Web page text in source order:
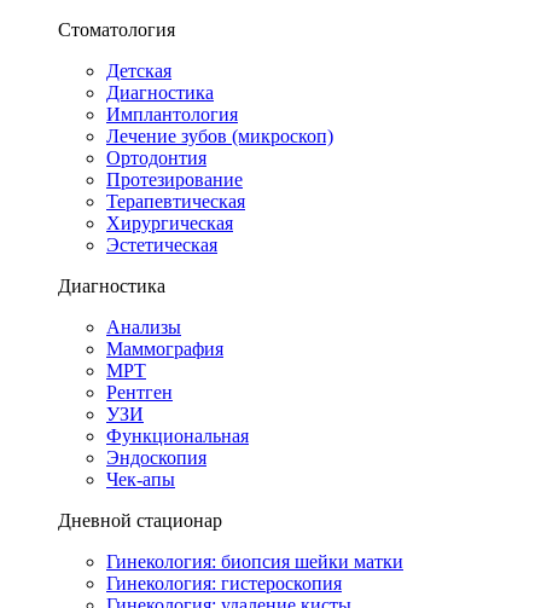
Стоматология
Детская
Диагностика
Имплантология
Лечение зубов (микроскоп)
Ортодонтия
Протезирование
Терапевтическая
Хирургическая
Эстетическая
Диагностика
Анализы
Маммография
МРТ
Рентген
УЗИ
Функциональная
Эндоскопия
Чек-апы
Дневной стационар
Гинекология: биопсия шейки матки
Гинекология: гистероскопия